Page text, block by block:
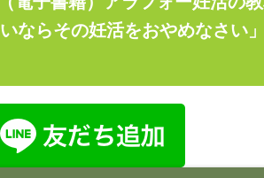
いならその妊活をおやめなさい